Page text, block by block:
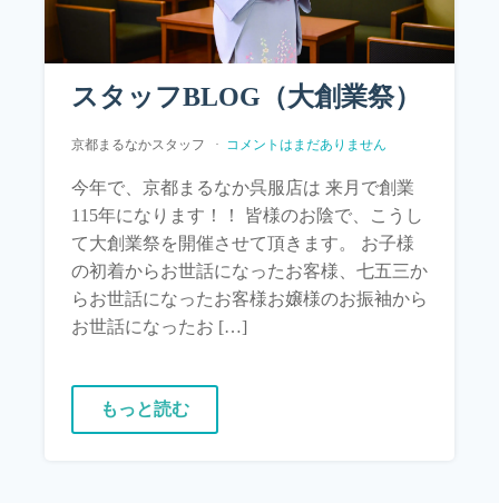
スタッフBLOG（大創業祭）
京都まるなかスタッフ コメントはまだありません
今年で、京都まるなか呉服店は 来月で創業
115年になります！！ 皆様のお陰で、こうし
て大創業祭を開催させて頂きます。 お子様
の初着からお世話になったお客様、七五三か
らお世話になったお客様お嬢様のお振袖から
お世話になったお […]
もっと読む